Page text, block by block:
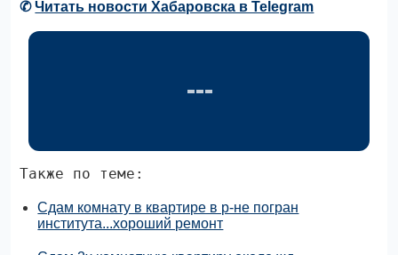
✆Читать новости Хабаровска в Telegram
Также по теме:
Сдам комнату в квартире в р-не погран
института...хороший ремонт